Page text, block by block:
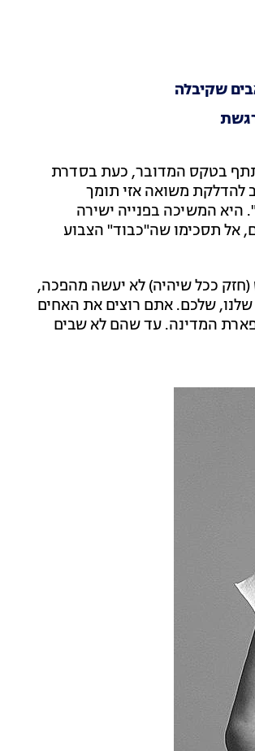
שקיבלה
בטקס המדובר, כעת בסדרת
להדלקת משואה אזי תומך
היא המשיכה בפנייה ישירה
"אל תתנו יד לממשלה מפקירה - 565 ימים 59 חטופים, אל תסכימו שה"כבוד" הצבוע
ככל שיהיה) לא יעשה מהפכה,
שלכם. אתם רוצים את האחים
המדינה. עד שהם לא שבים